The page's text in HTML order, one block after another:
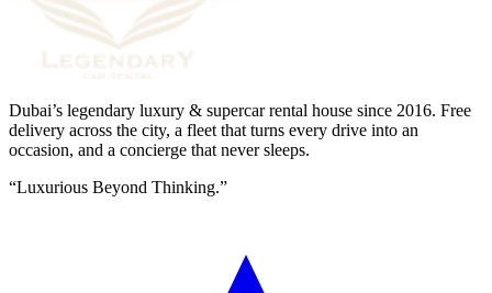
Dubai’s legendary luxury & supercar rental house since 2016. Free
delivery across the city, a fleet that turns every drive into an
occasion, and a concierge that never sleeps.
“Luxurious Beyond Thinking.”